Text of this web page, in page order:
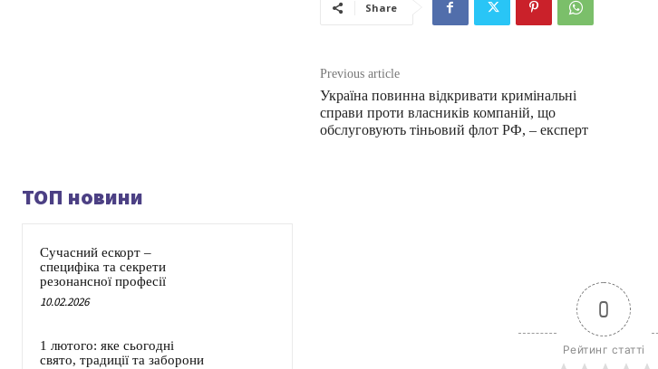
Share
Previous article
Україна повинна відкривати кримінальні
справи проти власників компаній, що
обслуговують тіньовий флот РФ, – експерт
ТОП новини
Сучасний ескорт –
специфіка та секрети
резонансної професії
10.02.2026
1 лютого: яке сьогодні
свято, традиції та заборони
0
Рейтинг статті